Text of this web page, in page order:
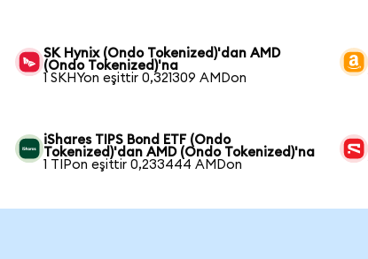
SK Hynix (Ondo Tokenized)'dan AMD
(Ondo Tokenized)'na
1 SKHYon eşittir 0,321309 AMDon
iShares TIPS Bond ETF (Ondo
Tokenized)'dan AMD (Ondo Tokenized)'na
1 TIPon eşittir 0,233444 AMDon